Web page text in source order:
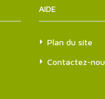
AIDE
Plan du site
Contactez-